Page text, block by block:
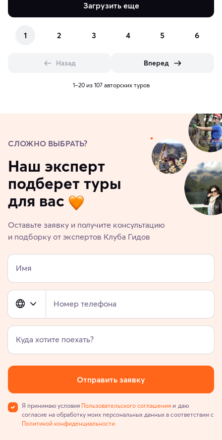
Загрузить еще
1 2 3 4 5 6
Назад Вперед
1–20 из 107 авторских туров
СЛОЖНО ВЫБРАТЬ?
Наш эксперт
подберет туры
для вас
Оставьте заявку и получите консультацию
и подборку от экспертов Клуба Гидов
Имя
Номер телефона
Куда хотите поехать?
Отправить заявку
Я принимаю условия Пользовательского соглашения и даю
согласие на обработку моих персональных данных в соответствии с
Политикой конфиденциальности